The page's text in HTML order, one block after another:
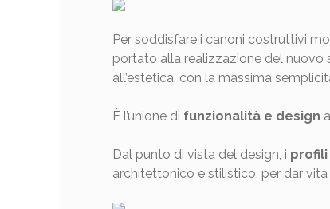
Per soddisfare i canoni costruttivi
portato alla realizzazione del nuovo
all’estetica, con la massima
È l’unione di funzionalità e design
Dal punto di vista del design, i
architettonico e stilistico, per dar